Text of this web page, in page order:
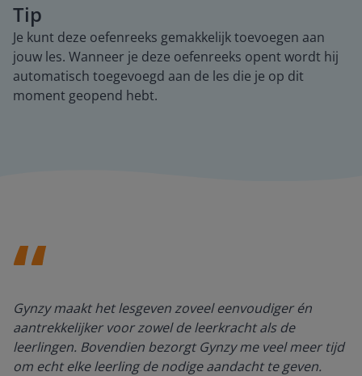
Tip
Je kunt deze oefenreeks gemakkelijk toevoegen aan
jouw les. Wanneer je deze oefenreeks opent wordt hij
automatisch toegevoegd aan de les die je op dit
moment geopend hebt.
Gynzy maakt het lesgeven zoveel eenvoudiger én
aantrekkelijker voor zowel de leerkracht als de
leerlingen. Bovendien bezorgt Gynzy me veel meer tijd
om echt elke leerling de nodige aandacht te geven.